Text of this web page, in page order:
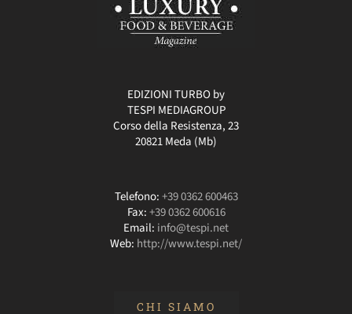
EDIZIONI TURBO by
TESPI MEDIAGROUP
Corso della Resistenza, 23
20821 Meda (Mb)
Telefono:+39 0362 600463
Fax:+39 0362 600616
Email: info@tespi.net
Web: http://www.tespi.net/
CHI SIAMO